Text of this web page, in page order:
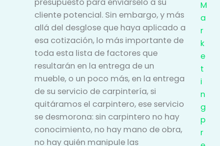
cliente potencial. Sin embargo, y más
allá del desglose que haya aplicado a
esa cotización, lo más importante de
toda esta lista de factores que
resultarán en la entrega de un
mueble, o un poco más, en la entrega
de su servicio de carpintería, si
quitáramos el carpintero, ese servicio
se desmorona: sin carpintero no hay
conocimiento, no hay mano de obra,
no hay quién manipule las
M
a
r
k
e
t
i
n
g
p
r